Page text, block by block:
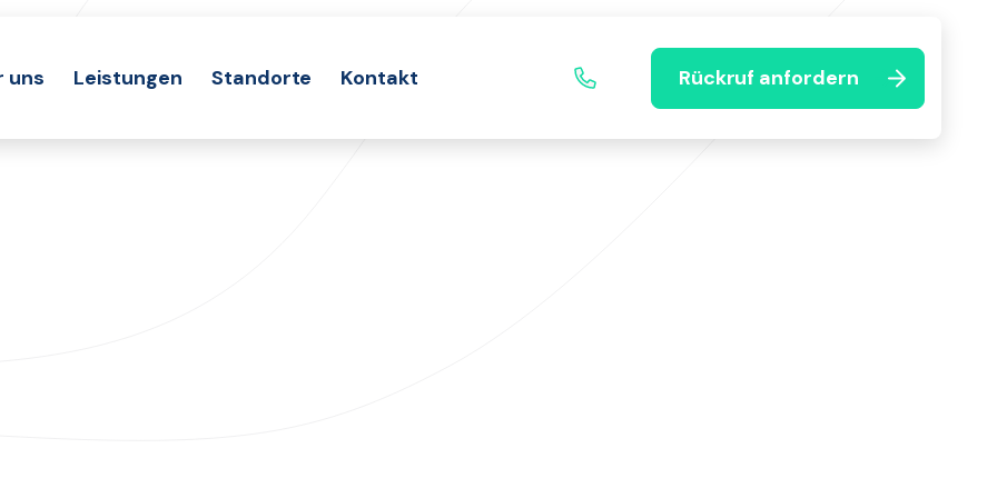
uns Leistungen Standorte Kontakt  Rückruf anfordern